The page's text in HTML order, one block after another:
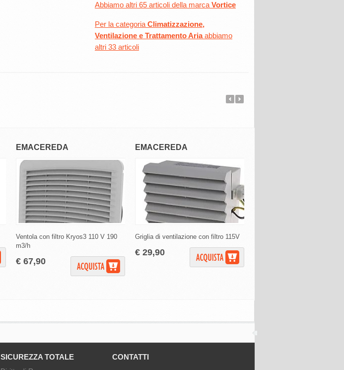
Abbiamo altri 65 articoli della marca Vortice
Per la categoria Climatizzazione,
Ventilazione e Trattamento Ariaabbiamo
altri 33 articoli
EMACEREDA
Ventola con filtro Kryos3 110 V 190
m3/h
€ 67,90
EMACEREDA
Griglia di ventilazione con filtro 115V
€ 29,90
SICUREZZA TOTALE CONTATTI